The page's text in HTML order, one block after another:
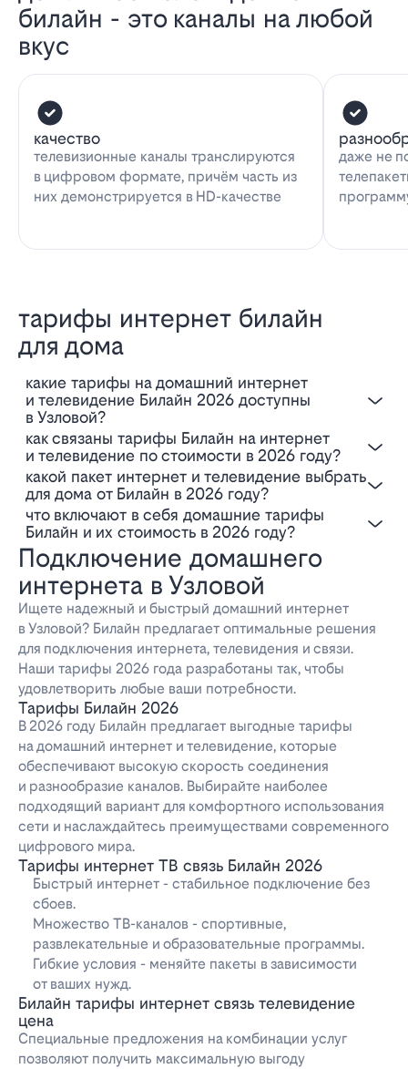
билайн - это каналы на любой
вкус
качество
телевизионные каналы транслируются
в цифровом формате, причём часть из
них демонстрируется в HD-качестве
даже не
тарифы интернет билайн
для дома
Какие тарифы на домашний интернет
и телевидение Билайн 2026 доступны
в Узловой?
Как связаны тарифы Билайн на интернет
и телевидение по стоимости в 2026 году?
Какой пакет интернет и телевидение выбрать
для дома от Билайн в 2026 году?
Что включают в себя домашние тарифы
Билайн и их стоимость в 2026 году?
Подключение домашнего
интернета в Узловой
Ищете надежный и быстрый домашний интернет
в Узловой? Билайн предлагает оптимальные решения
для подключения интернета, телевидения и связи.
Наши тарифы 2026 года разработаны так, чтобы
удовлетворить любые ваши потребности.
Тарифы Билайн 2026
В 2026 году Билайн предлагает выгодные тарифы
на домашний интернет и телевидение, которые
обеспечивают высокую скорость соединения
и разнообразие каналов. Выбирайте наиболее
подходящий вариант для комфортного использования
сети и наслаждайтесь преимуществами современного
цифрового мира.
Тарифы интернет ТВ связь Билайн 2026
Быстрый интернет - стабильное подключение без
сбоев.
Множество ТВ-каналов - спортивные,
развлекательные и образовательные программы.
Гибкие условия - меняйте пакеты в зависимости
от ваших нужд.
Билайн тарифы интернет связь телевидение
цена
Специальные предложения на комбинации услуг
позволяют получить максимальную выгоду